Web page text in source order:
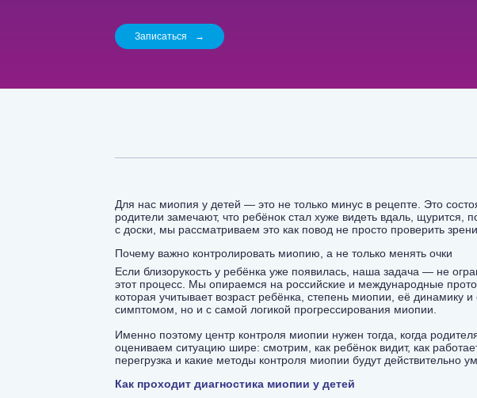
Записаться →
Для нас миопия у детей — это не только минус в рецепте. Это
родители замечают, что ребёнок стал хуже видеть вдаль, щурится,
с доски, мы рассматриваем это как повод не просто проверить
Почему важно контролировать миопию, а не только менять очки
Если близорукость у ребёнка уже появилась, наша задача — не
этот процесс. Мы опираемся на российские и международные
которая учитывает возраст ребёнка, степень миопии, её динамику
симптомом, но и с самой логикой прогрессирования миопии.
Именно поэтому центр контроля миопии нужен тогда, когда
оцениваем ситуацию шире: смотрим, как ребёнок видит, как
перегрузка и какие методы контроля миопии будут действительно
Как проходит диагностика миопии у детей